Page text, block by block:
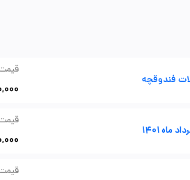
فندوقچه